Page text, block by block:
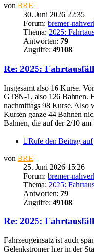
von BRE
30. Juni 2026 22:35
Forum: bremer-
Thema: 2025:
Antworten: 79
Zugriffe: 49108
Re: 2025:
Insgesamt also 16 Kurse.
GT8N-1, also 126 Bahnen.
nachmittags 98 Kurse. Also
Kursen ganze 44 Bahnen
Bahnen, die auf der 2/10 am
Rufe den Beitrag auf
von BRE
25. Juni 2026 15:26
Forum: bremer-
Thema: 2025:
Antworten: 79
Zugriffe: 49108
Re: 2025:
Fahrzeugeinsatz ist auch
Gelenkstromer hier in der